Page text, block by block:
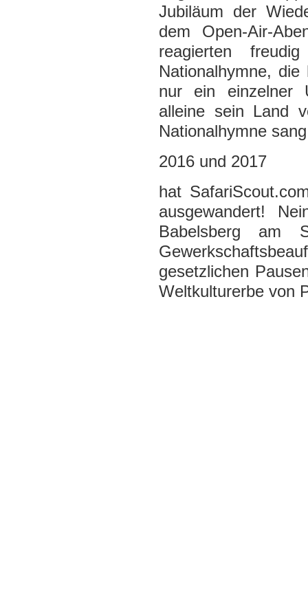
Jubiläum der
dem Open-Air-
reagierten
Nationalhymne,
nur ein einzelner
alleine sein Land
Nationalhymne
2016 und 2017
hat
ausgewandert!
Babelsberg am
gesetzlichen
Weltkulturerbe von